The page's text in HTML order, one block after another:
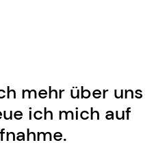
mehr über uns
ich mich auf